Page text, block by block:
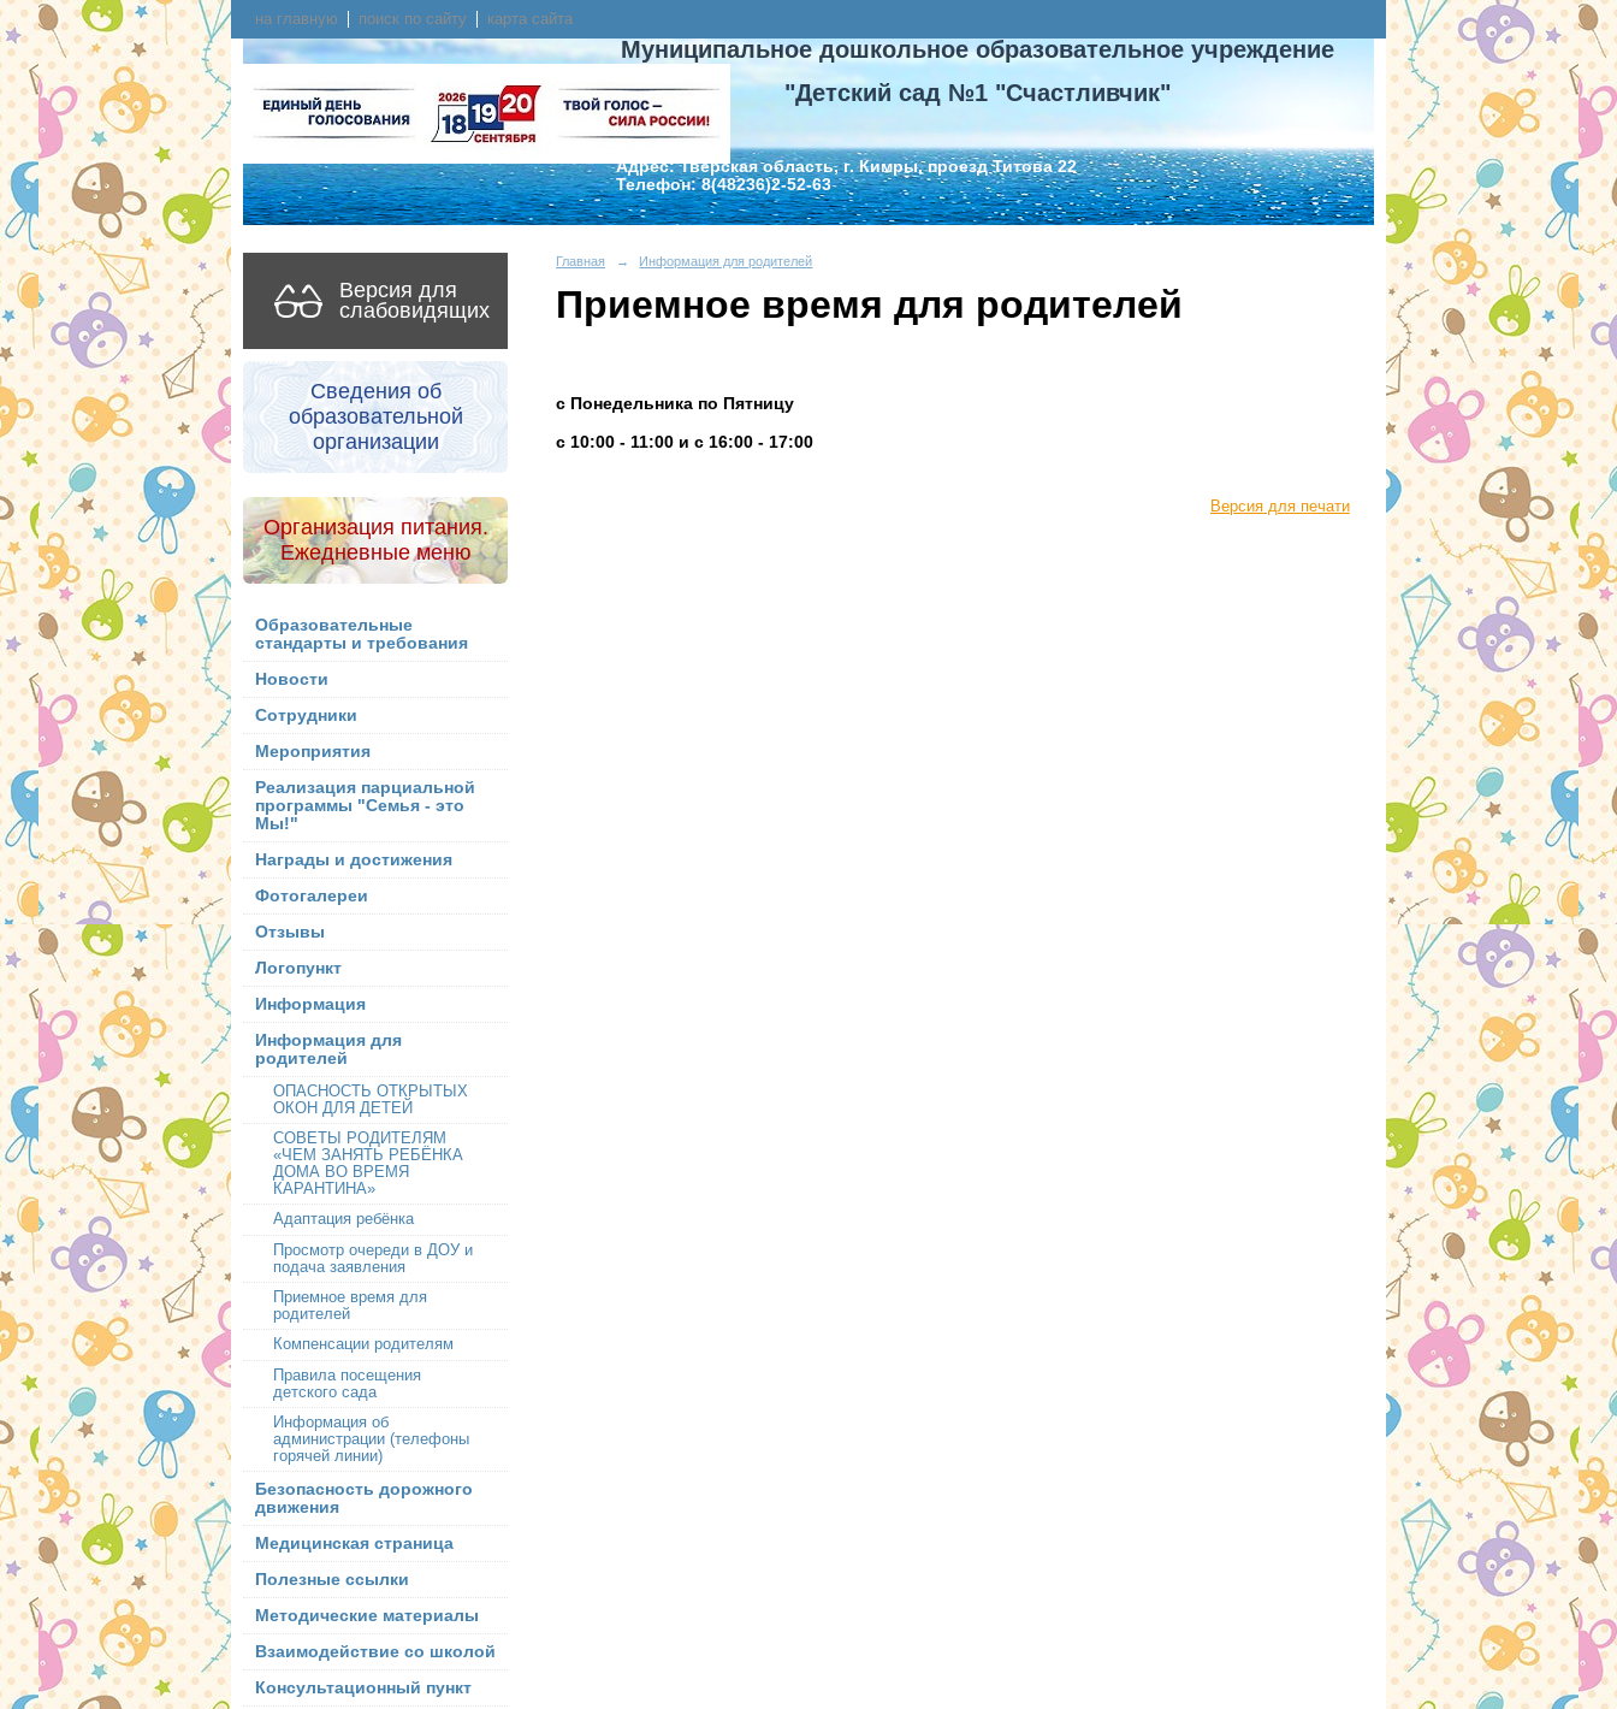
на главную поиск по сайту карта сайта
Муниципальное дошкольное образовательное учреждение
"Детский сад №1 "Счастливчик"
Адрес: Тверская область, г. Кимры, проезд Титова 22
Телефон: 8(48236)2-52-63
Версия для
слабовидящих
Сведения об
образовательной
организации
Организация питания.
Ежедневные меню
Образовательные
стандарты и требования
Новости
Сотрудники
Мероприятия
Реализация парциальной
программы "Семья - это
Мы!"
Награды и достижения
Фотогалереи
Отзывы
Логопункт
Информация
Информация для
родителей
ОПАСНОСТЬ ОТКРЫТЫХ
ОКОН ДЛЯ ДЕТЕЙ
СОВЕТЫ РОДИТЕЛЯМ
«ЧЕМ ЗАНЯТЬ РЕБЁНКА
ДОМА ВО ВРЕМЯ
КАРАНТИНА»
Адаптация ребёнка
Просмотр очереди в ДОУ и
подача заявления
Приемное время для
родителей
Компенсации родителям
Правила посещения
детского сада
Информация об
администрации (телефоны
горячей линии)
Безопасность дорожного
движения
Медицинская страница
Полезные ссылки
Методические материалы
Взаимодействие со школой
Консультационный пункт
Главная → Информация для родителей
Приемное время для родителей
с Понедельника по Пятницу
с 10:00 - 11:00 и с 16:00 - 17:00
Версия для печати